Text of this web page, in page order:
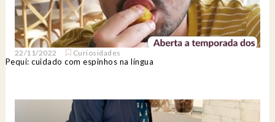
22/11/2022 Curiosidades
Pequi: cuidado com espinhos na língua